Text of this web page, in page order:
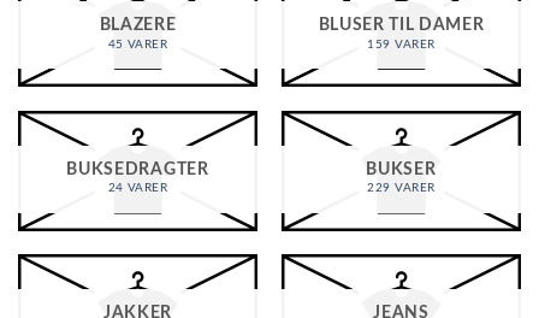
BLAZERE
45 VARER
BLUSER TIL DAMER
159 VARER
BUKSEDRAGTER
24 VARER
BUKSER
229 VARER
JAKKER JEANS